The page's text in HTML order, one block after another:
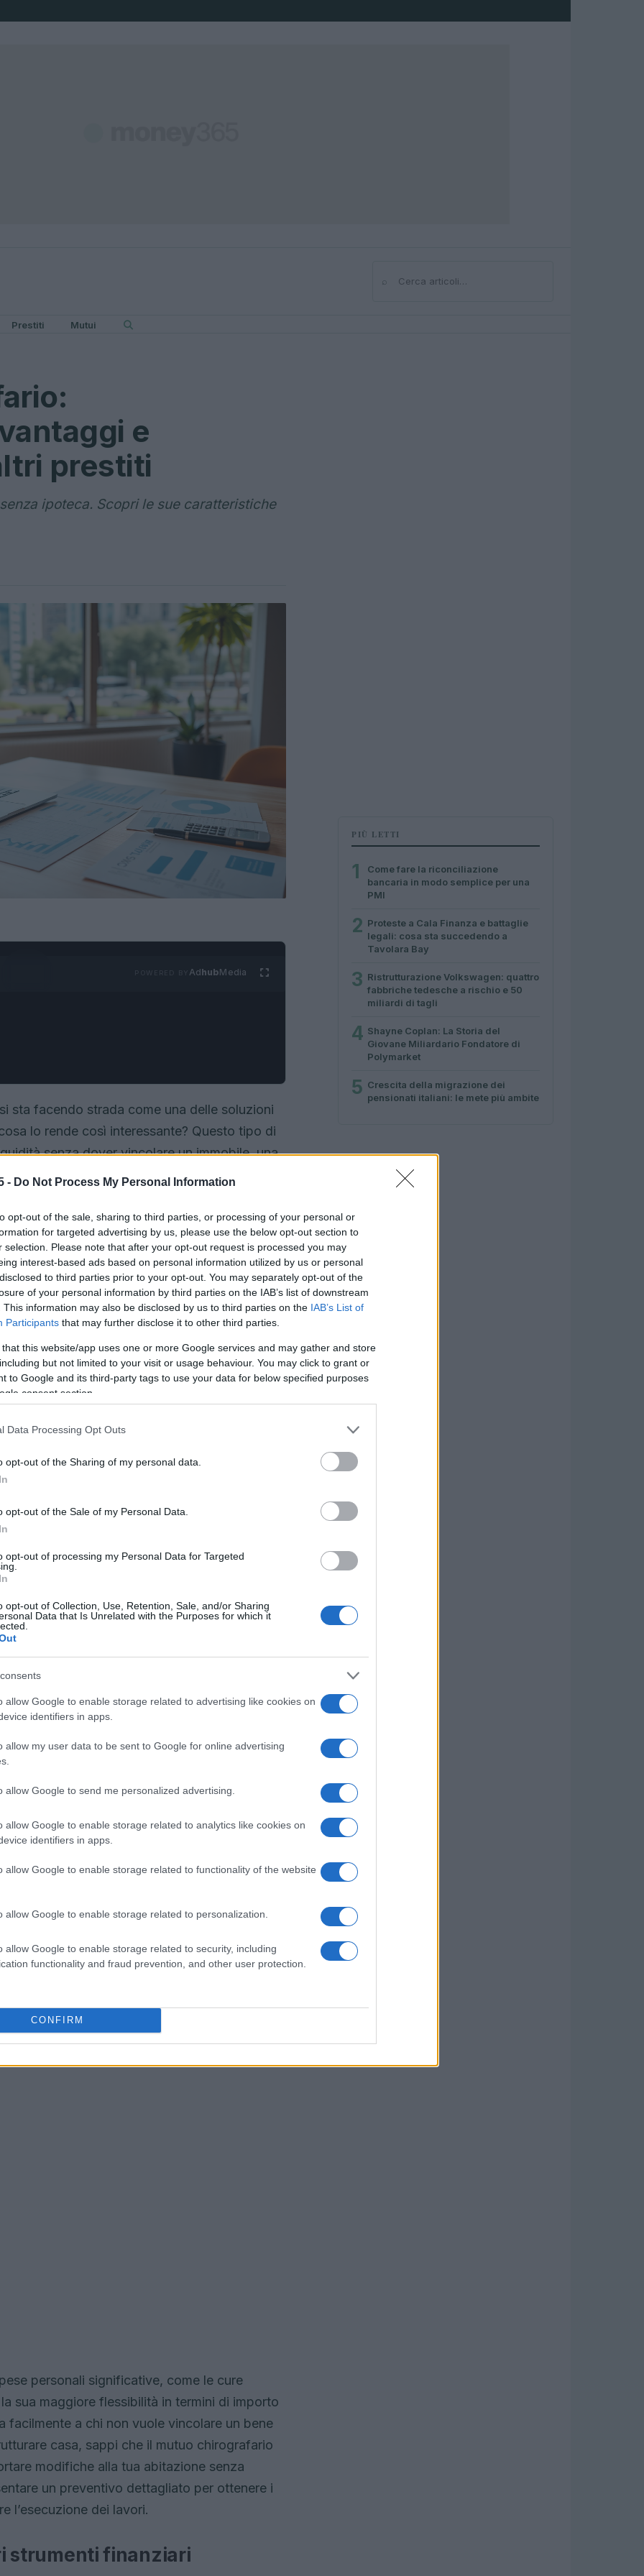
- Do Not Process My Personal Information
opt-out of the sale, sharing to third parties, or processing of your personal or
for targeted advertising by us, please use the below opt-out section to
selection. Please note that after your opt-out request is processed you may
interest-based ads based on personal information utilized by us or personal
to third parties prior to your opt-out. You may separately opt-out of the
of your personal information by third parties on the IAB’s list of downstream
This information may also be disclosed by us to third parties on the IAB’s List of
Participants that may further disclose it to other third parties.
that this website/app uses one or more Google services and may gather and store
but not limited to your visit or usage behaviour. You may click to grant or
to Google and its third-party tags to use your data for below specified purposes
consent section.
Data Processing Opt Outs
opt-out of the Sharing of my personal data.
opt-out of the Sale of my Personal Data.
opt-out of processing my Personal Data for Targeted
opt-out of Collection, Use, Retention, Sale, and/or Sharing
Data that Is Unrelated with the Purposes for which it
allow Google to enable storage related to advertising like cookies on
identifiers in apps.
allow my user data to be sent to Google for online advertising
allow Google to send me personalized advertising.
allow Google to enable storage related to analytics like cookies on
identifiers in apps.
allow Google to enable storage related to functionality of the website
allow Google to enable storage related to personalization.
allow Google to enable storage related to security, including
functionality and fraud prevention, and other user protection.
CONFIRM
⌕Cerca
Prestiti Mutui
e
prestiti
ipoteca. Scopri le sue caratteristiche
AdhubMedia
sta facendo strada come una delle soluzioni
lo rende così interessante? Questo tipo di
senza dover vincolare un immobile, una
allettante per chi cerca flessibilità e rapidità.
come funziona il mutuo chirografario, quali
modo si distingue da altre forme di
chirografario
a medio-lungo termine, il cui rimborso
sia il capitale che gli interessi. A
una garanzia reale come l’ipoteca su un
sulla firma del richiedente. È
tu ti impegni a restituire l’importo ricevuto.
personali, come una fideiussione, ma
oscillando tra i 5 e i 15 anni. Questo
a privati che a imprese e versatile per
ristrutturazioni, consolidamento debiti o
fondamentale: grazie a un processo
sono generalmente più brevi rispetto a
come la velocità possa fare la differenza
chirografario
sono davvero molteplici. Uno degli
debiti. Immagina di avere diversi prestiti da
notevolmente la situazione,
delle rate. È un’opzione vantaggiosa,
più finanziamenti. Ti sei mai trovato in una
personali significative, come le cure
sua maggiore flessibilità in termini di importo
facilmente a chi non vuole vincolare un bene
casa, sappi che il mutuo chirografario
modifiche alla tua abitazione senza
un preventivo dettagliato per ottenere i
l’esecuzione dei lavori.
strumenti finanziari
PIÙ LETTI
1
Come fare la riconciliazione
bancaria in modo semplice per una
PMI
2 Proteste a Cala Finanza e battaglie
legali: cosa sta succedendo a
Tavolara Bay
3 Ristrutturazione Volkswagen: quattro
fabbriche tedesche a rischio e 50
miliardi di tagli
4 Shayne Coplan: La Storia del
Giovane Miliardario Fondatore di
Polymarket
5 Crescita della migrazione dei
pensionati italiani: le mete più ambite